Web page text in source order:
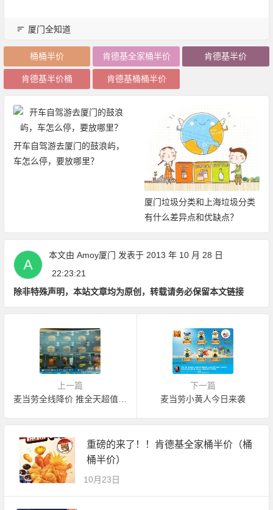
厦门全知道
桶桶半价 肯德基全家桶半价 肯德基半价
肯德基半价桶 肯德基桶桶半价
开车自驾游去厦门的鼓浪屿，
车怎么停，要放哪里？
厦门垃圾分类和上海垃圾分类
有什么差异点和优缺点？
本文由 Amoy厦门 发表于 2013 年 10 月 28 日
22:23:21
除非特殊声明，本站文章均为原创，转载请务必保留本文链接
上一篇
麦当劳全线降价 推全天超值套餐
下一篇
麦当劳小黄人今日来袭
重磅的来了！！肯德基全家桶半价（桶
桶半价）
10月23日